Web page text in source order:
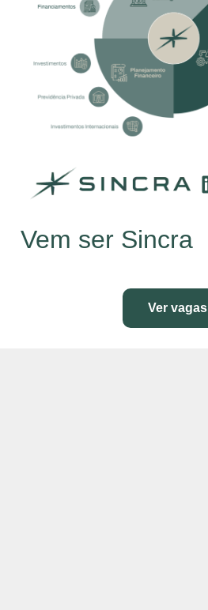
Vem ser Sincra
Ver vagas